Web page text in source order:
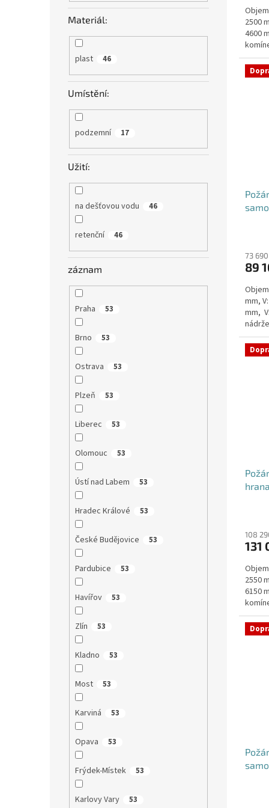
Materiál:
plast 46
Umístění:
podzemní 17
Užití:
na dešťovou vodu 46
retenční 46
záznam
Praha 53
Brno 53
Ostrava 53
Plzeň 53
Liberec 53
Olomouc 53
Ústí nad Labem 53
Hradec Králové 53
České Budějovice 53
Pardubice 53
Havířov 53
Zlín 53
Kladno 53
Most 53
Karviná 53
Opava 53
Frýdek-Místek 53
Karlovy Vary 53
z
5
2500
4600
73
89
mm,
mm,
nádrž
je
z
5
108
131
2550
6150